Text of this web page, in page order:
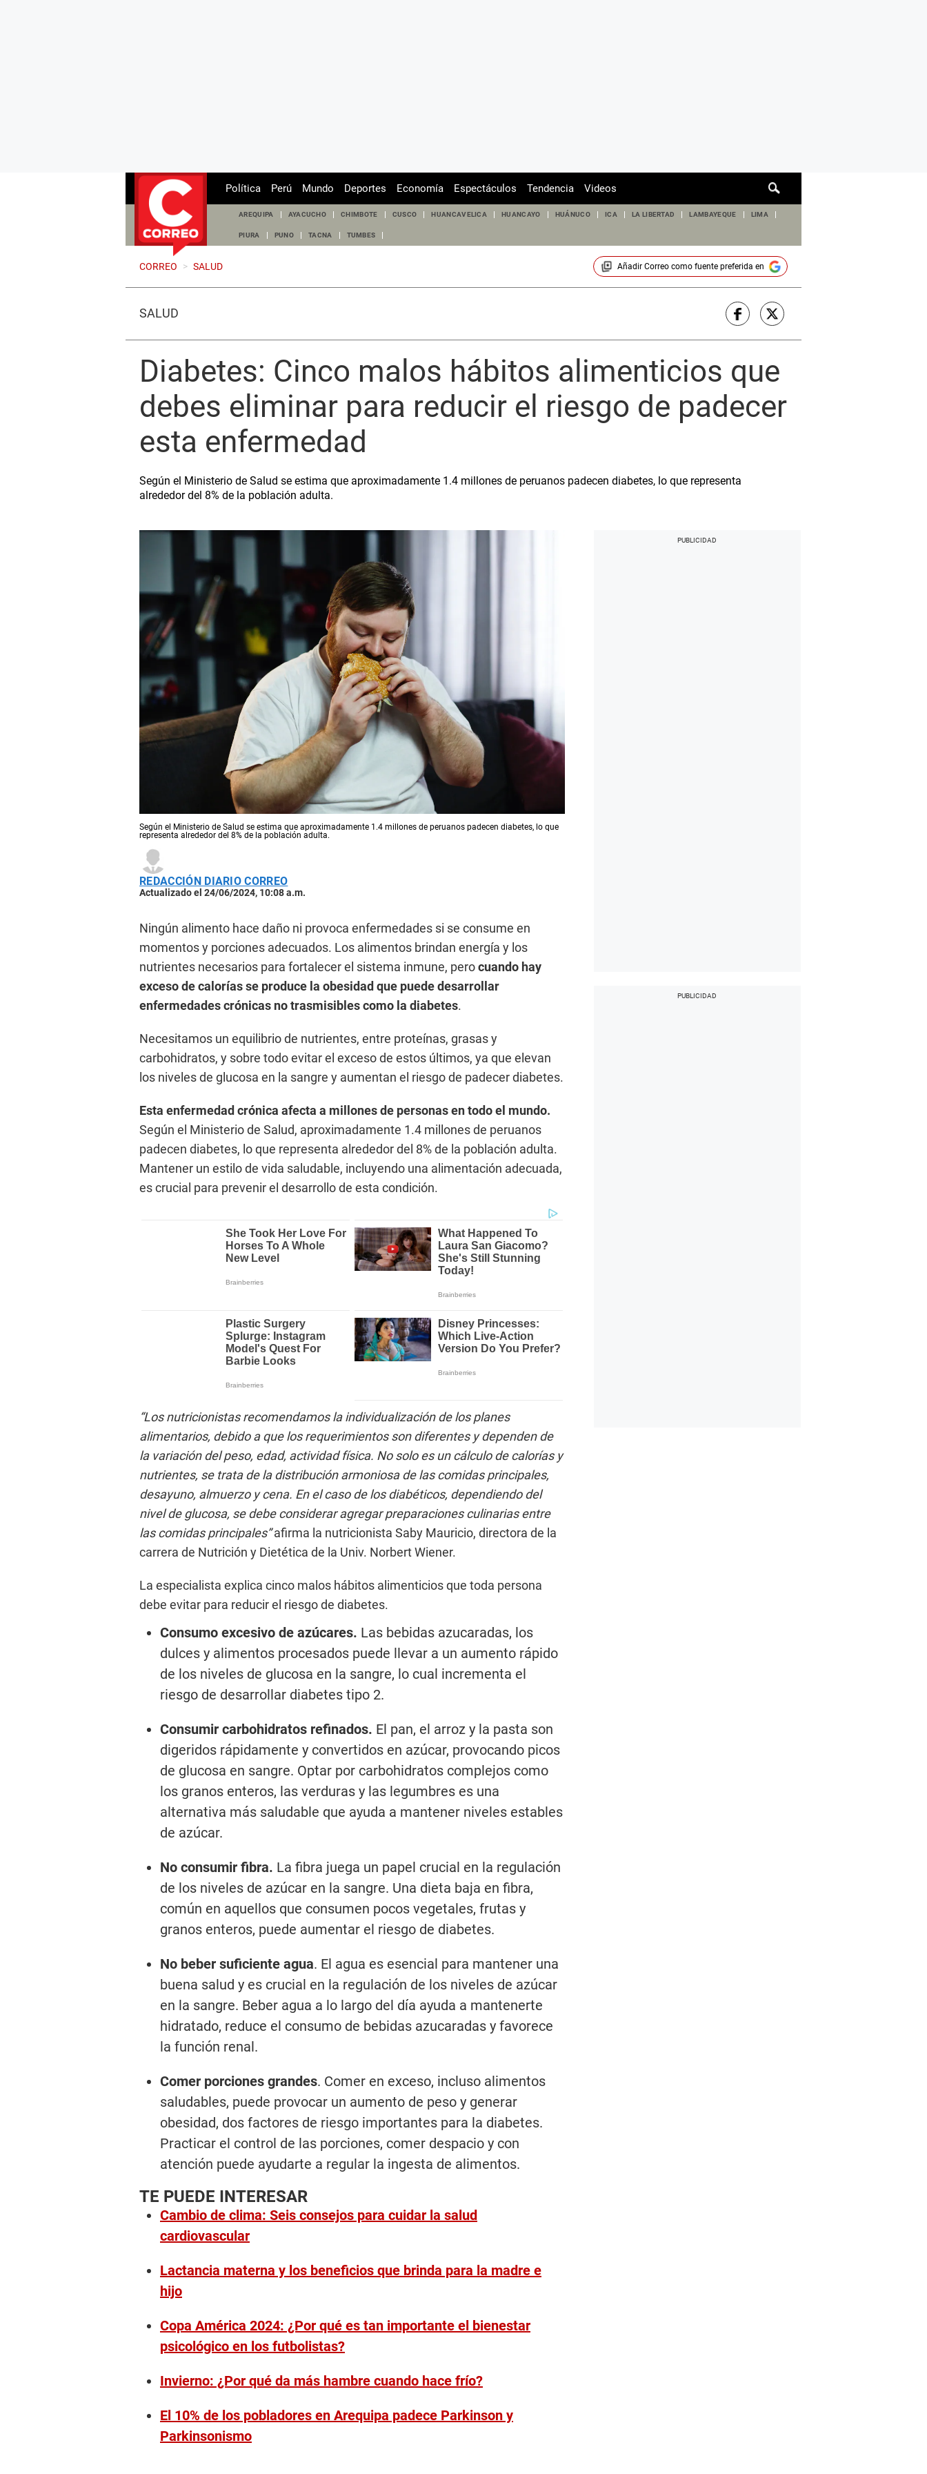
de
Política Perú Mundo Deportes Economía Espectáculos Tendencia Videos
AREQUIPA AYACUCHO CHIMBOTE CUSCO HUANCAVELICA HUANCAYO HUÁNUCO ICA LA LIBERTAD LAMBAYEQUE LIMA
PIURA PUNO TACNA TUMBES
CORREO > SALUD Añadir Correocomo fuente preferida en
SALUD
Diabetes: Cinco malos hábitos alimenticios que
debes eliminar para reducir el riesgo de padecer
esta enfermedad
Según el Ministerio de Salud se estima que aproximadamente 1.4 millones de peruanos padecen diabetes, lo que representa
alrededor del 8% de la población adulta.
Según el Ministerio de Salud se estima que aproximadamente 1.4 millones de peruanos padecen diabetes, lo que
representa alrededor del 8% de la población adulta.
REDACCIÓN DIARIO CORREO
Actualizado el 24/06/2024, 10:08 a.m.
Ningún alimento hace daño ni provoca enfermedades si se consume en
momentos y porciones adecuados. Los alimentos brindan energía y los
nutrientes necesarios para fortalecer el sistema inmune, perocuando hay
exceso de calorías se produce la obesidad que puede desarrollar
enfermedades crónicas no trasmisibles como la diabetes.
Necesitamos un equilibrio de nutrientes, entre proteínas, grasas y
carbohidratos, y sobre todo evitar el exceso de estos últimos, ya que elevan
los niveles de glucosa en la sangre y aumentan el riesgo de padecer diabetes.
Esta enfermedad crónica afecta a millones de personas en todo el mundo.
Según el Ministerio de Salud, aproximadamente 1.4 millones de peruanos
padecen diabetes, lo que representa alrededor del 8% de la población adulta.
Mantener un estilo de vida saludable, incluyendo una alimentación adecuada,
es crucial para prevenir el desarrollo de esta condición.
“Los nutricionistas recomendamos la individualización de los planes
alimentarios, debido a que los requerimientos son diferentes y dependen de
la variación del peso, edad, actividad física. No solo es un cálculo de calorías y
nutrientes, se trata de la distribución armoniosa de las comidas principales,
desayuno, almuerzo y cena. En el caso de los diabéticos, dependiendo del
nivel de glucosa, se debe considerar agregar preparaciones culinarias entre
las comidas principales”afirma la nutricionista Saby Mauricio, directora de la
carrera de Nutrición y Dietética de la Univ. Norbert Wiener.
La especialista explica cinco malos hábitos alimenticios que toda persona
debe evitar para reducir el riesgo de diabetes.
Consumo excesivo de azúcares. Las bebidas azucaradas, los
dulces y alimentos procesados puede llevar a un aumento rápido
de los niveles de glucosa en la sangre, lo cual incrementa el
riesgo de desarrollar diabetes tipo 2.
Consumir carbohidratos refinados. El pan, el arroz y la pasta son
digeridos rápidamente y convertidos en azúcar, provocando picos
de glucosa en sangre. Optar por carbohidratos complejos como
los granos enteros, las verduras y las legumbres es una
alternativa más saludable que ayuda a mantener niveles estables
de azúcar.
No consumir fibra. La fibra juega un papel crucial en la regulación
de los niveles de azúcar en la sangre. Una dieta baja en fibra,
común en aquellos que consumen pocos vegetales, frutas y
granos enteros, puede aumentar el riesgo de diabetes.
No beber suficiente agua. El agua es esencial para mantener una
buena salud y es crucial en la regulación de los niveles de azúcar
en la sangre. Beber agua a lo largo del día ayuda a mantenerte
hidratado, reduce el consumo de bebidas azucaradas y favorece
la función renal.
Comer porciones grandes. Comer en exceso, incluso alimentos
saludables, puede provocar un aumento de peso y generar
obesidad, dos factores de riesgo importantes para la diabetes.
Practicar el control de las porciones, comer despacio y con
atención puede ayudarte a regular la ingesta de alimentos.
TE PUEDE INTERESAR
Cambio de clima: Seis consejos para cuidar la salud
cardiovascular
Lactancia materna y los beneficios que brinda para la madre e
hijo
Copa América 2024: ¿Por qué es tan importante el bienestar
psicológico en los futbolistas?
Invierno: ¿Por qué da más hambre cuando hace frío?
El 10% de los pobladores en Arequipa padece Parkinson y
Parkinsonismo